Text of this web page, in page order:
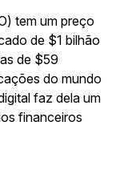
tem um preço
de $1 bilhão
de $59
do mundo
faz dela um
financeiros